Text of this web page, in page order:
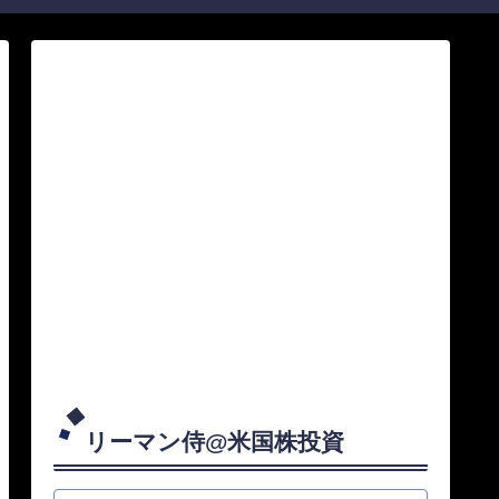
リーマン侍@米国株投資